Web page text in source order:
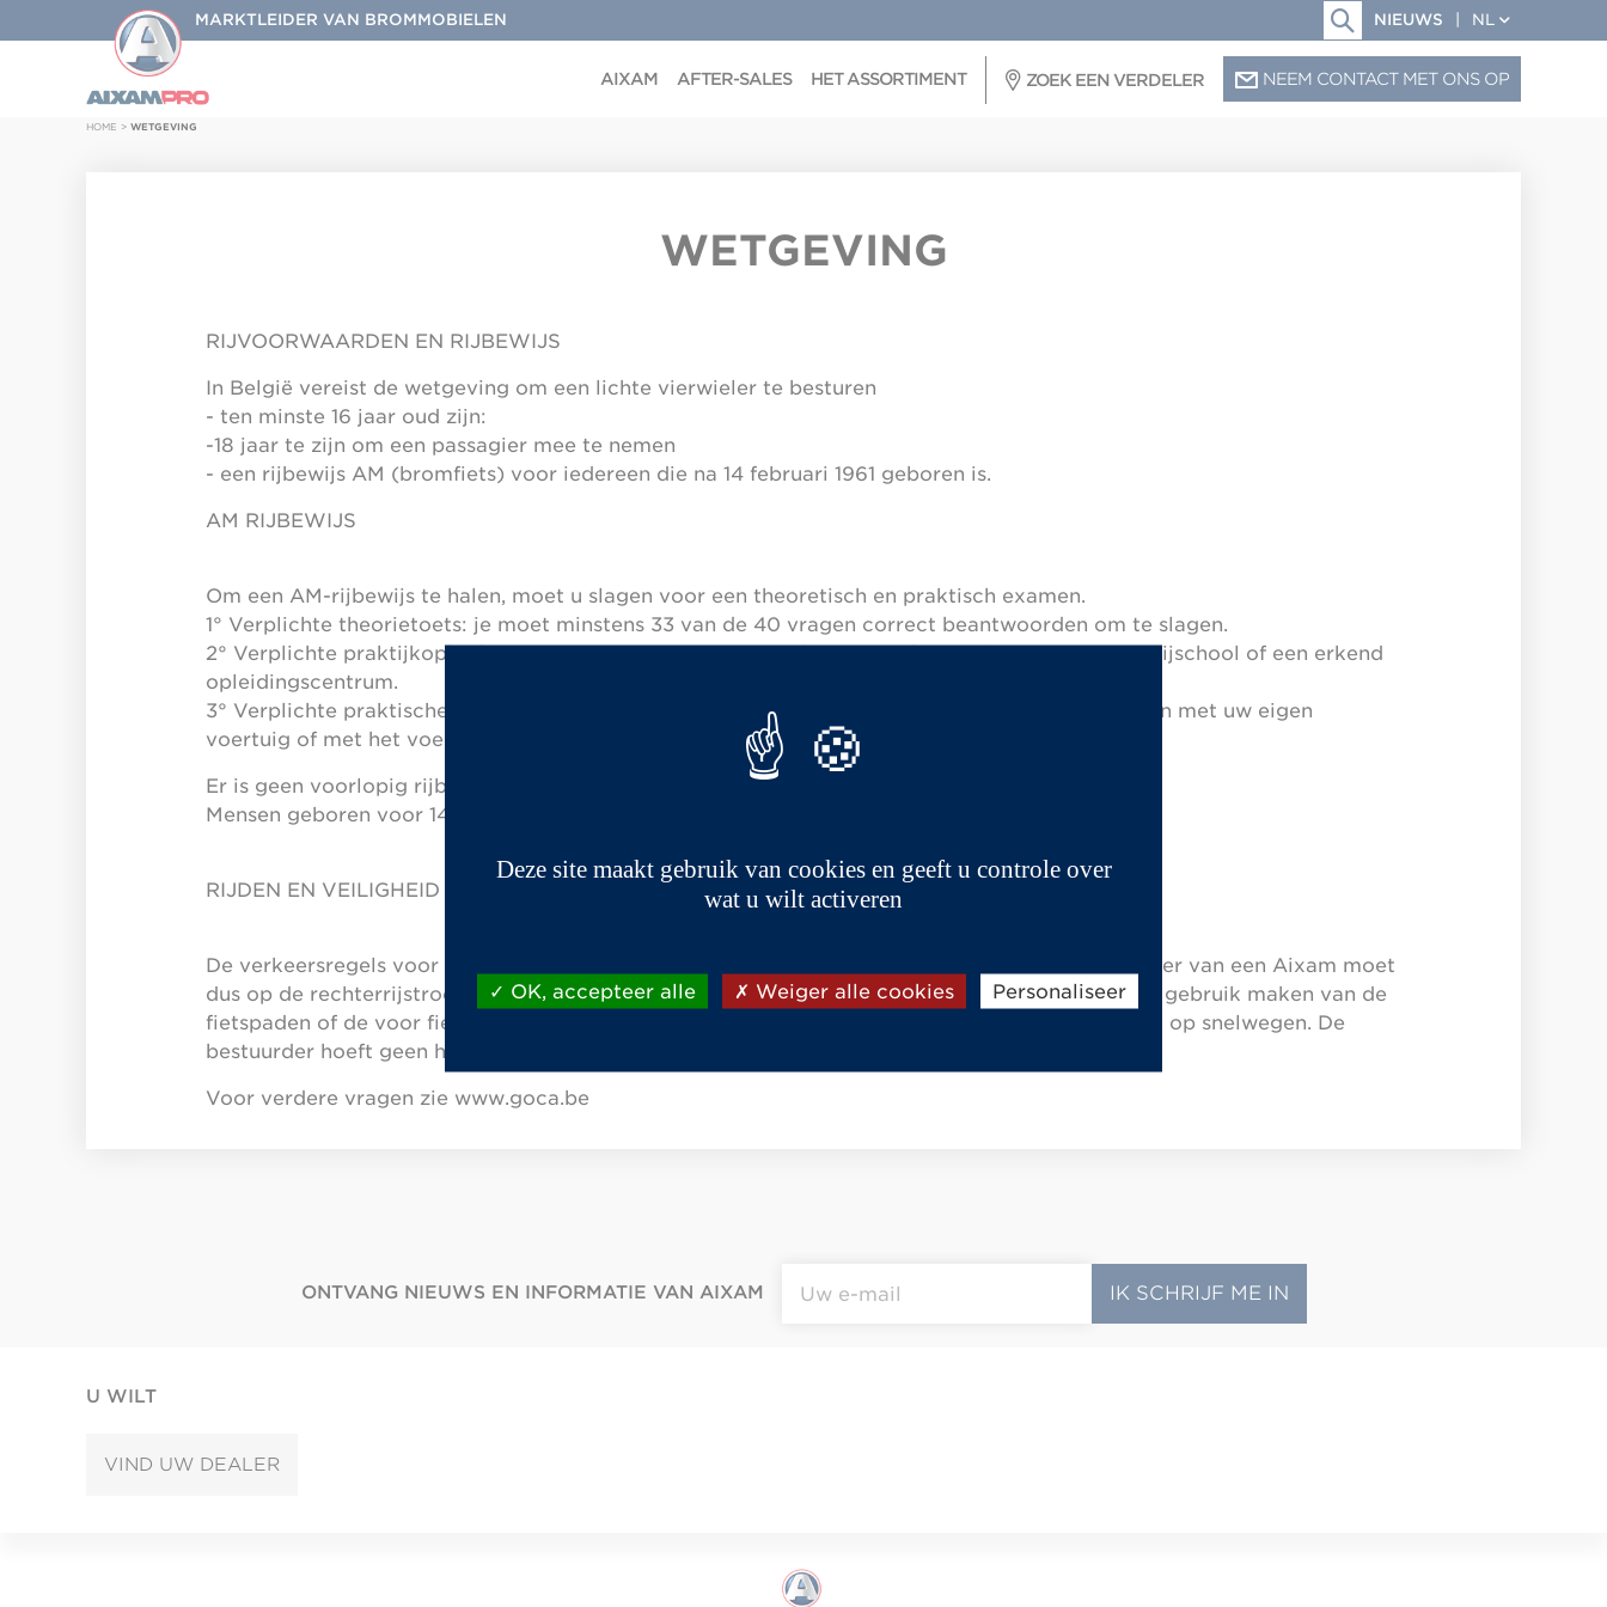
MARKTLEIDER VAN BROMMOBIELEN NIEUWS NL
AIXAM AFTER-SALES HET ASSORTIMENT ZOEK EEN VERDELER NEEM CONTACT MET ONS OP
HOME > WETGEVING
WETGEVING
RIJVOORWAARDEN EN RIJBEWIJS
In België vereist de wetgeving om een lichte vierwieler te besturen
- ten minste 16 jaar oud zijn:
-18 jaar te zijn om een passagier mee te nemen
- een rijbewijs AM (bromfiets) voor iedereen die na 14 februari 1961 geboren is.
AM RIJBEWIJS
Om een AM-rijbewijs te halen, moet u slagen voor een theoretisch en praktisch examen.
1° Verplichte theorietoets: je moet minstens 33 van de 40 vragen correct beantwoorden om te slagen.
2° Verplichte praktijkopleiding van 4 uur, waarvan minimaal 2 uur op de openbare weg, in een rijschool of een erkend
opleidingscentrum.
3° Verplichte praktische test: bestaande uit een test op privéterrein. U kunt dit examen afleggen met uw eigen
voertuig of met het voertuig van de rijschool.
Er is geen voorlopig rijbewijs voor deze categorie.
Mensen geboren voor 14 februari 1961 mogen zonder rijbewijs rijden.
RIJDEN EN VEILIGHEID
De verkeersregels voor traditionele auto's gelden ook voor auto's zonder rijbewijs. De bestuurder van een Aixam moet
dus op de rechterrijstrook rijden zoals de bestuurder van een traditioneel voertuig en kan geen gebruik maken van de
fietspaden of de voor fietsers gereserveerde rijstroken. De Aixam kan ook niet worden gebruikt op snelwegen. De
bestuurder hoeft geen helm te dragen, maar wel een veiligheidsgordel.
Voor verdere vragen zie www.goca.be
ONTVANG NIEUWS EN INFORMATIE VAN AIXAM
U WILT
VIND UW DEALER
Deze site maakt gebruik van cookies en geeft u controle over
wat u wilt activeren
OK, accepteer alle Weiger alle cookies Personaliseer